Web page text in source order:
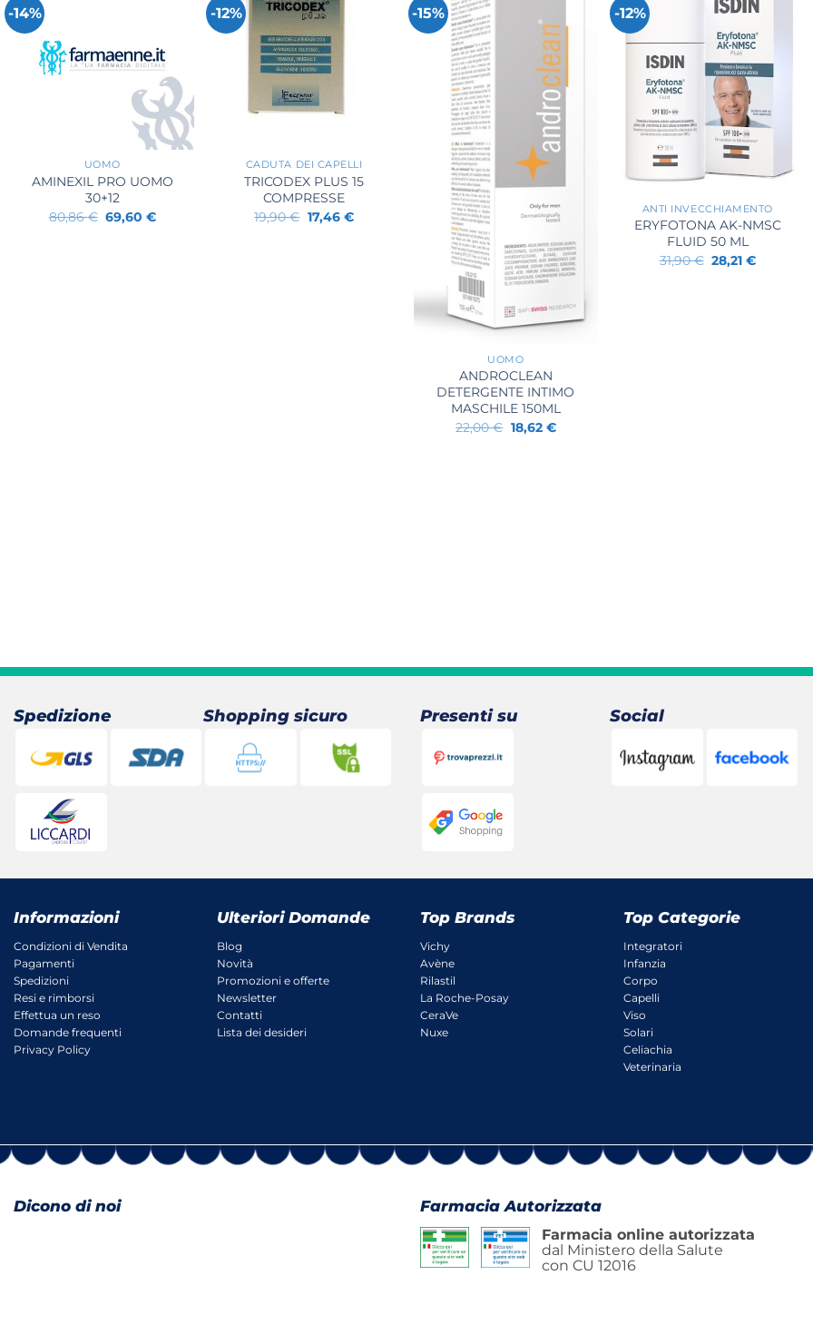
-14%
UOMO
AMINEXIL PRO UOMO
30+12
80,86€ Il
prezzo
69,60 €Il
-12%
CADUTA DEI CAPELLI
TRICODEX PLUS 15
COMPRESSE
19,90€ Il
prezzo
17,46 €Il
-15%
UOMO
ANDROCLEAN
DETERGENTE INTIMO
MASCHILE 150ML
22,00€ Il
prezzo
18,62 €Il
-12%
ANTI INVECCHIAMENTO
ERYFOTONA AK-NMSC
FLUID 50 ML
31,90€ Il
prezzo
28,21 €Il
Spedizione Shopping sicuro Presenti su Social
Informazioni
Condizioni di Vendita
Pagamenti
Spedizioni
Resi e rimborsi
Effettua un reso
Domande frequenti
Privacy Policy
Ulteriori Domande
Blog
Novità
Promozioni e offerte
Newsletter
Contatti
Lista dei desideri
Top Brands
Vichy
Avène
Rilastil
La Roche-Posay
CeraVe
Nuxe
Top Categorie
Integratori
Infanzia
Corpo
Capelli
Viso
Solari
Celiachia
Veterinaria
Dicono di noi Farmacia Autorizzata
Farmacia online autorizzata
dal Ministero della Salute
con CU 12016